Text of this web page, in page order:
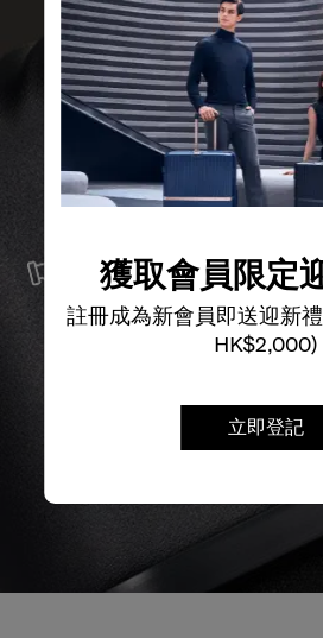
獲取會員限定
註冊成為新會員即送迎新
HK$2,000)
立即登記
服務與維修
我們以最優質的物料製造產品
確保無論任何情況，您的旅程